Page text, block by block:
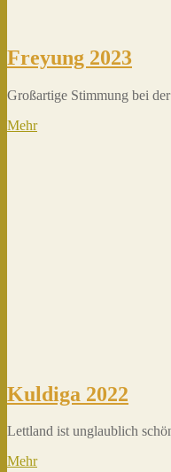
Freyung 2023
Großartige Stimmung bei
Mehr
Kuldiga 2022
Lettland ist unglaublich
Mehr